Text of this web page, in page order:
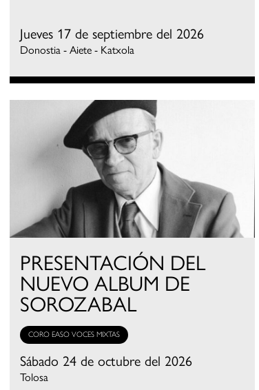
Jueves 17 de septiembre del 2026
Donostia - Aiete - Katxola
PRESENTACIÓN DEL
NUEVO ALBUM DE
SOROZABAL
CORO EASO VOCES MIXTAS
Sábado 24 de octubre del 2026
Tolosa